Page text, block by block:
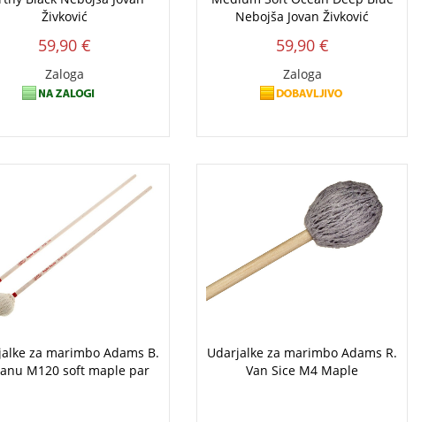
Živković
59,90 €
Zaloga
Nebojša Jovan Živković
59,90 €
Zaloga
za marimbo Adams B.
M120 soft maple par
Udarjalke za marimbo Adams R.
Van Sice M4 Maple